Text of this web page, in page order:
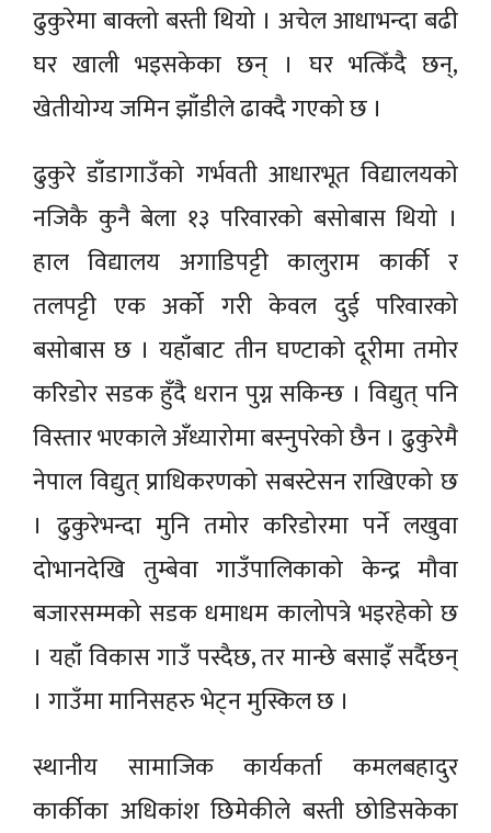
ढुकुरेमा बाक्लो बस्ती थियो । अचेल आधाभन्दा बढी
घर खाली भइसकेका छन् । घर भत्किँदै छन्,
खेतीयोग्य जमिन झाँडीले ढाक्दै गएको छ ।
ढुकुरे डाँडागाउँको गर्भवती आधारभूत विद्यालयको
नजिकै कुनै बेला १३ परिवारको बसोबास थियो ।
हाल विद्यालय अगाडिपट्टी कालुराम कार्की र
तलपट्टी एक अर्को गरी केवल दुई परिवारको
बसोबास छ । यहाँबाट तीन घण्टाको दूरीमा तमोर
करिडोर सडक हुँदै धरान पुग्न सकिन्छ । विद्युत् पनि
विस्तार भएकाले अँध्यारोमा बस्नुपरेको छैन । ढुकुरेमै
नेपाल विद्युत् प्राधिकरणको सबस्टेसन राखिएको छ
। ढुकुरेभन्दा मुनि तमोर करिडोरमा पर्ने लखुवा
दोभानदेखि तुम्बेवा गाउँपालिकाको केन्द्र मौवा
बजारसम्मको सडक धमाधम कालोपत्रे भइरहेको छ
। यहाँ विकास गाउँ पस्दैछ, तर मान्छे बसाइँ सर्दैछन्
। गाउँमा मानिसहरु भेट्न मुस्किल छ ।
स्थानीय सामाजिक कार्यकर्ता कमलबहादुर
कार्कीका अधिकांश छिमेकीले बस्ती छोडिसकेका